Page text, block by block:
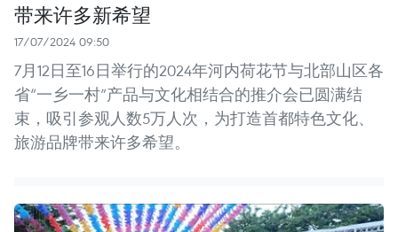
带来许多新希望
17/07/2024 09:50
7月12日至16日举行的2024年河内荷花节与北部山区各
省“一乡一村”产品与文化相结合的推介会已圆满结
束，吸引参观人数5万人次，为打造首都特色文化、
旅游品牌带来许多希望。